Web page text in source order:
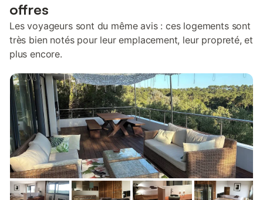
offres
Les voyageurs sont du même avis : ces logements sont
très bien notés pour leur emplacement, leur propreté, et
plus encore.